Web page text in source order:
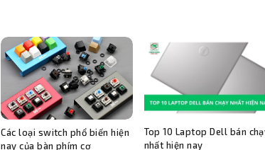
Các loại switch phổ biến hiện
nay của bàn phím cơ
Top 10 Laptop Dell bán
nhất hiện nay